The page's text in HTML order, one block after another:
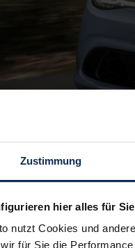
Zustimmung
hier alles für Sie
nutzt Cookies und
für Sie die